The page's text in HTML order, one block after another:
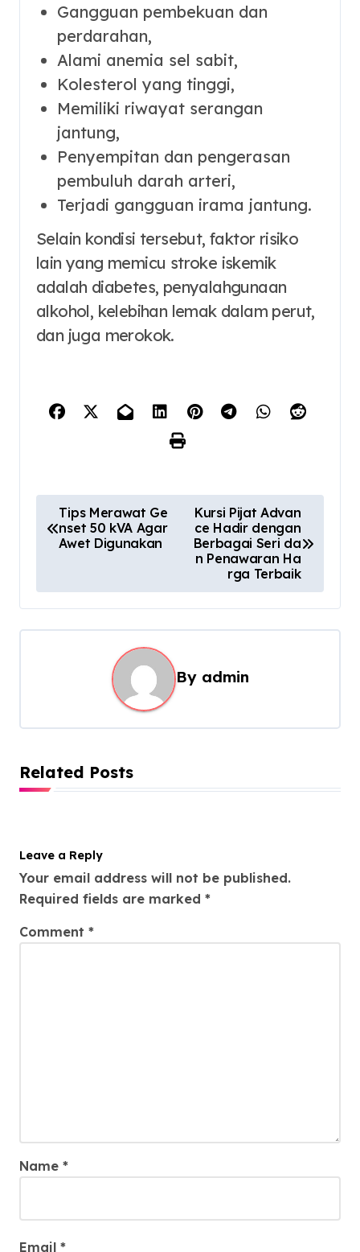
Gangguan pembekuan dan
perdarahan,
Alami anemia sel sabit,
Kolesterol yang tinggi,
Memiliki riwayat serangan
jantung,
Penyempitan dan pengerasan
pembuluh darah arteri,
Terjadi gangguan irama jantung.
Selain kondisi tersebut, faktor risiko
lain yang memicu stroke iskemik
adalah diabetes, penyalahgunaan
alkohol, kelebihan lemak dalam perut,
dan juga merokok.
o
t
n
t
i
n
Tips Merawat Ge
nset 50 kVA Agar
Awet Digunakan
Kursi Pijat Advan
ce Hadir dengan
Berbagai Seri da
n Penawaran Ha
rga Terbaik
By admin
Related Posts
Leave a Reply
Your email address will not be published.
Required fields are marked *
Comment *
Name *
Email *